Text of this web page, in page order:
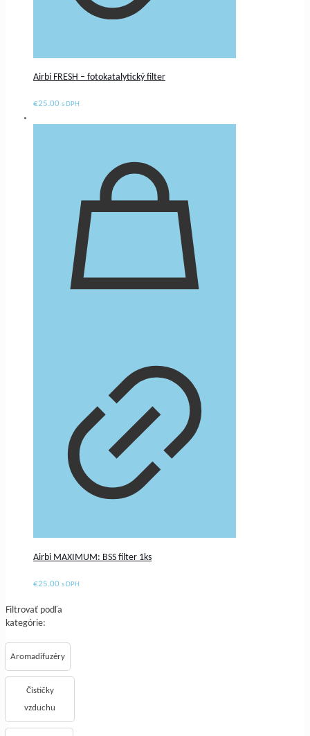
Airbi FRESH – fotokatalytický filter
€25.00 s DPH
Airbi MAXIMUM: BSS filter 1ks
€25.00 s DPH
Filtrovať podľa
kategórie:
Aromadifuzéry
Čističky
vzduchu